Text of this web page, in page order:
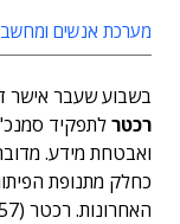
מערכת אנשים
בשבוע שעבר אישר
רכטרלתפקיד
ואבטחת מידע.
כחלק מתנופת